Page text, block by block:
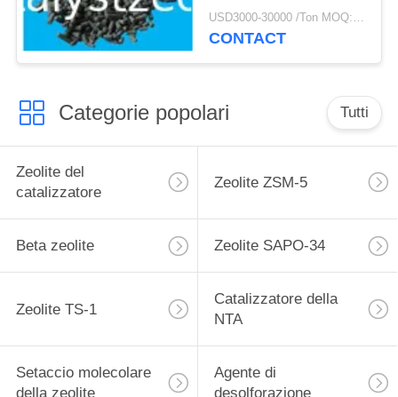
del Ti di Al di mg di
4mm
USD3000-30000 /Ton MOQ:1 chilogrammo
CONTACT
Categorie popolari Tutti
Zeolite del
catalizzatore
Zeolite ZSM-5
Beta zeolite Zeolite SAPO-34
Zeolite TS-1
Catalizzatore della
NTA
Setaccio molecolare
della zeolite
Agente di
desolforazione